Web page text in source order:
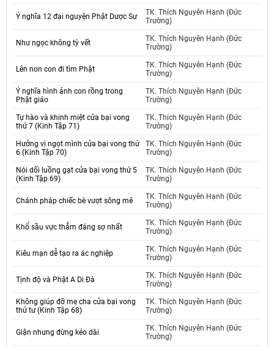
Ý nghĩa 12 đại nguyện Phật Dược Sư
TK. Thích Nguyên Hạnh (Đức
Trường)
Như ngọc không tỳ vết
TK. Thích Nguyên Hạnh (Đức
Trường)
Lên non con đi tìm Phật
TK. Thích Nguyên Hạnh (Đức
Trường)
Ý nghĩa hình ảnh con rồng trong
Phật giáo
TK. Thích Nguyên Hạnh (Đức
Trường)
Tự hào và khinh miệt cửa bại vong
thứ 7 (Kinh Tập 71)
TK. Thích Nguyên Hạnh (Đức
Trường)
Hưởng vị ngọt mình cửa bại vong thứ
6 (Kinh Tập 70)
TK. Thích Nguyên Hạnh (Đức
Trường)
Nói dối luồng gạt cửa bại vong thứ 5
(Kinh Tập 69)
TK. Thích Nguyên Hạnh (Đức
Trường)
Chánh pháp chiếc bè vượt sông mê
TK. Thích Nguyên Hạnh (Đức
Trường)
Khổ sầu vực thẳm đáng sợ nhất
TK. Thích Nguyên Hạnh (Đức
Trường)
Kiêu mạn dễ tạo ra ác nghiệp
TK. Thích Nguyên Hạnh (Đức
Trường)
Tịnh độ và Phật A Di Đà
TK. Thích Nguyên Hạnh (Đức
Trường)
Không giúp đỡ mẹ cha cửa bại vong
thứ tư (Kinh Tập 68)
TK. Thích Nguyên Hạnh (Đức
Trường)
Giận nhưng đừng kéo dài
TK. Thích Nguyên Hạnh (Đức
Trường)